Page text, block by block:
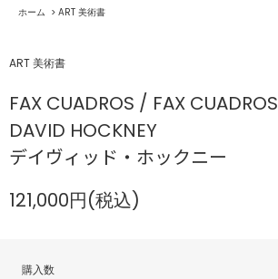
ホーム > ART 美術書
ART 美術書
FAX CUADROS / FAX CUADROS
DAVID HOCKNEY
デイヴィッド・ホックニー
121,000円(税込)
購入数